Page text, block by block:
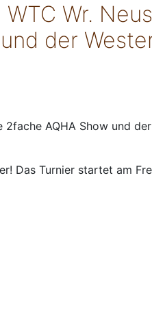
WTC Wr.
der
2fache AQHA Show und
Das Turnier startet am